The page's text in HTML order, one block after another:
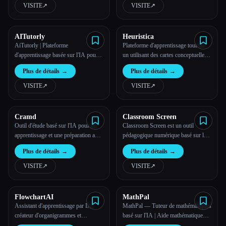
VISITE↗︎ VISITE↗︎
AITutorly
AiTutorly | Plateforme
d'apprentissage basée sur l'IA pour
des cours et des plans d'études
personnalisés | AItutorly
Plus de détails →
VISITE↗︎
Heuristica
Plateforme d'apprentissage tout-en-
un utilisant des cartes conceptuelles,
des flashcards, des chats IA et plus
encore | Heuristica
Plus de détails →
VISITE↗︎
Cramd
Outil d'étude basé sur l'IA pour un
apprentissage et une préparation aux
examens plus intelligents
Plus de détails →
VISITE↗︎
Classroom Screen
Classroom Screen est un outil
pédagogique numérique basé sur le
Web qui aide les enseignants à gérer
les leçons visuellement.
Plus de détails →
VISITE↗︎
FlowchartAI
Assistant d'apprentissage par IA,
créateur d'organigrammes et
MathPal
MathPal — Tuteur de mathématiques
basé sur l'IA | Aide mathématique